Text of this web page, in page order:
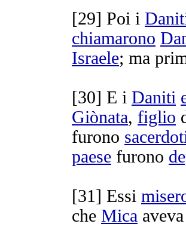
[29] Poi i
chiamarono
Israele; ma
[30] E i Daniti
Giònata, figlio
furono
paese furono
[31] Essi
che Mica